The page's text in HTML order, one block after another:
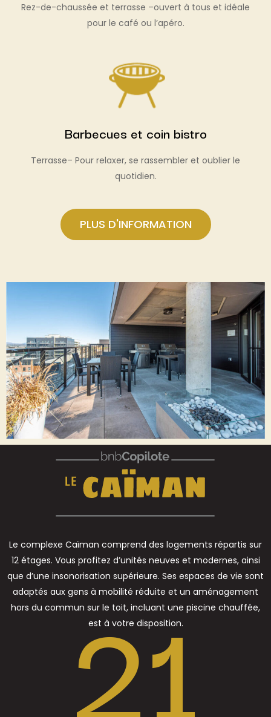
Rez-de-chaussée et terrasse –ouvert à tous et idéale
pour le café ou l’apéro.
Barbecues et coin bistro
Terrasse– Pour relaxer, se rassembler et oublier le
quotidien.
PLUS D'INFORMATION
Le complexe Caïman comprend des logements répartis sur
12 étages. Vous profitez d’unités neuves et modernes, ainsi
que d’une insonorisation supérieure. Ses espaces de vie sont
adaptés aux gens à mobilité réduite et un aménagement
hors du commun sur le toit, incluant une piscine chauffée,
est à votre disposition.
21